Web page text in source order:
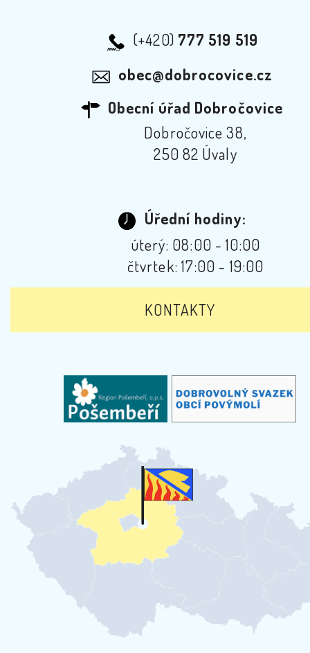
(+420) 777 519 519
obec@dobrocovice.cz
Obecní úřad Dobročovice
Dobročovice 38,
250 82 Úvaly
Úřední hodiny:
úterý: 08:00 - 10:00
čtvrtek: 17:00 - 19:00
KONTAKTY